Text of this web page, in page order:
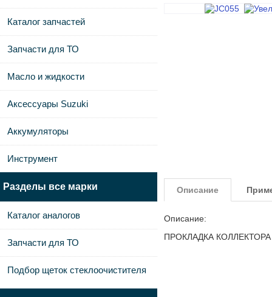
Описание
Описание:
ПРОКЛАДКА КОЛЛЕКТОРА
Каталог запчастей
Запчасти для ТО
Масло и жидкости
Аксессуары Suzuki
Аккумуляторы
Инструмент
Разделы все марки
Каталог аналогов
Запчасти для ТО
Подбор щеток стеклоочистителя